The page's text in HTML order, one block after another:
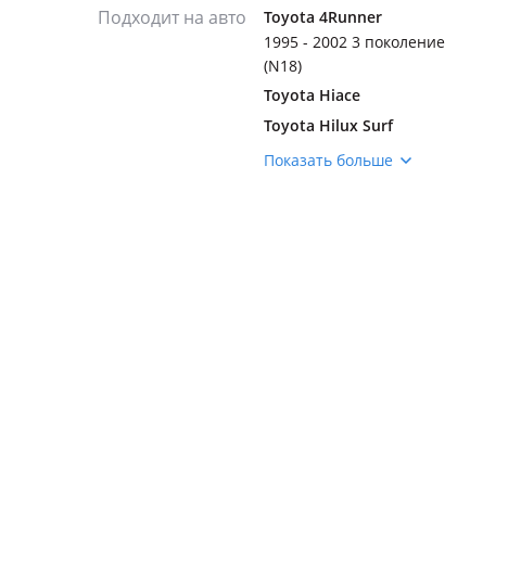
Подходит на авто
Toyota 4Runner
1995 - 2002 3 поколение
(N18)
Toyota Hiace
Toyota Hilux Surf
1995 - 2002 3 поколение
Показать больше